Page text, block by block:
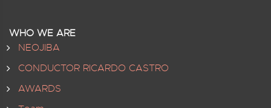
WHO WE ARE
NEOJIBA
CONDUCTOR RICARDO CASTRO
AWARDS